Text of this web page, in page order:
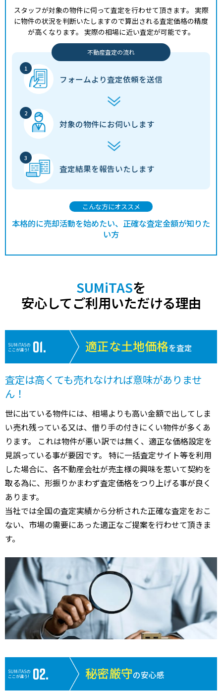
スタッフが対象の物件に伺って査定を行わせて頂きます。 実際
に物件の状況を判断いたしますので算出される査定価格の精度
が高くなります。 実際の相場に近い査定が可能です。
不動産査定の流れ
フォームより査定依頼を送信
対象の物件にお伺いします
査定結果を報告いたします
こんな方にオススメ
本格的に売却活動を始めたい、正確な査定金額が知りた
い方
SUMiTASを
安心してご利用いただける理由
SUMiTASの
ここが違う!
適正な土地価格を査定
査定は高くても売れなければ意味がありませ
ん！
世に出ている物件には、相場よりも高い金額で出してしま
い売れ残っている又は、借り手の付きにくい物件が多くあ
ります。 これは物件が悪い訳では無く、適正な価格設定を
見誤っている事が要因です。 特に一括査定サイト等を利用
した場合に、各不動産会社が売主様の興味を惹いて契約を
取る為に、形振りかまわず査定価格をつり上げる事が良く
あります。
当社では全国の査定実績から分析された正確な査定をおこ
ない、市場の需要にあった適正なご提案を行わせて頂きま
す。
SUMiTASの
ここが違う!
秘密厳守の安心感